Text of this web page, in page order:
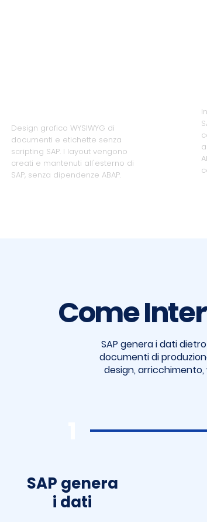
Design grafico WYSIWYG di
documenti e etichette senza
scripting SAP. I layout vengono
creati e mantenuti all'esterno di
SAP, senza dipendenze ABAP.
Come
SAP genera i dati
documenti di
design,
SAP genera
i dati